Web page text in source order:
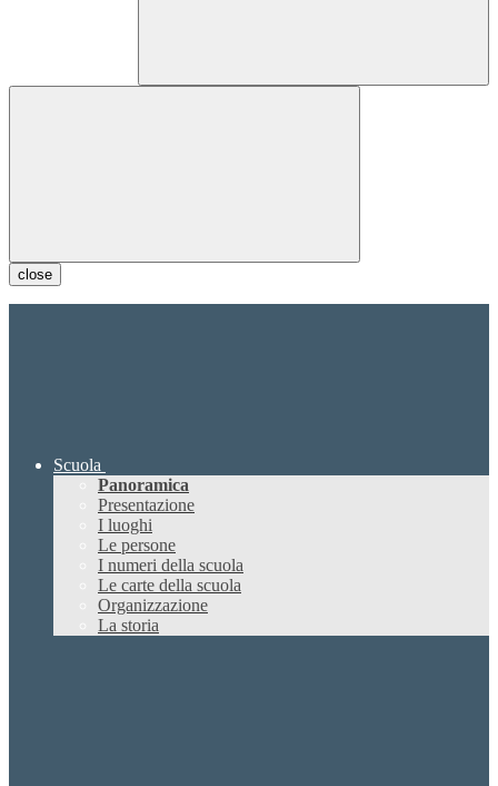
close
Scuola
Panoramica
Presentazione
I luoghi
Le persone
I numeri della scuola
Le carte della scuola
Organizzazione
La storia